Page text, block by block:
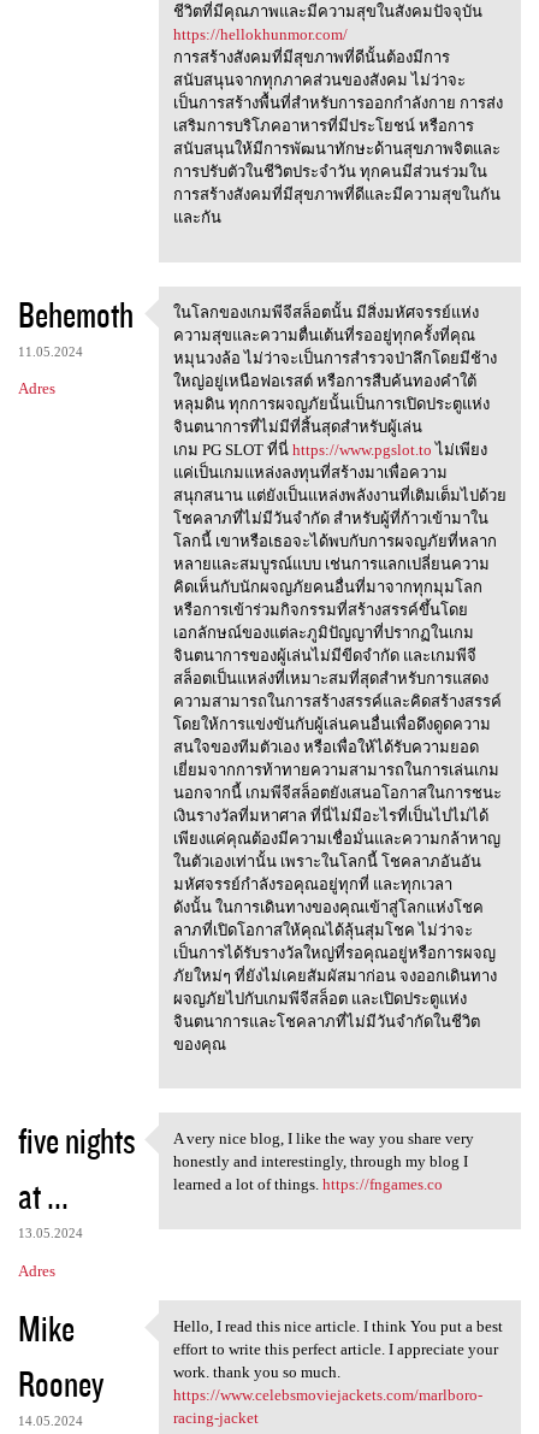
ชีวิตที่มีคุณภาพและมีความสุขในสังคมปัจจุบัน
https://hellokhunmor.com/
การสร้างสังคมที่มีสุขภาพที่ดีนั้นต้องมีการ
สนับสนุนจากทุกภาคส่วนของสังคม ไม่ว่าจะ
เป็นการสร้างพื้นที่สำหรับการออกกำลังกาย การส่ง
เสริมการบริโภคอาหารที่มีประโยชน์ หรือการ
สนับสนุนให้มีการพัฒนาทักษะด้านสุขภาพจิตและ
การปรับตัวในชีวิตประจำวัน ทุกคนมีส่วนร่วมใน
การสร้างสังคมที่มีสุขภาพที่ดีและมีความสุขในกัน
และกัน
Behemoth
11.05.2024
Adres
ในโลกของเกมพีจีสล็อตนั้น
ในโลกของเกมพีจีสล็อตนั้น มีสิ่งมหัศจรรย์แห่ง
ความสุขและความตื่นเต้นที่รออยู่ทุกครั้งที่คุณ
หมุนวงล้อ ไม่ว่าจะเป็นการสำรวจป่าลึกโดยมีช้าง
ใหญ่อยู่เหนือฟอเรสต์ หรือการสืบค้นทองคำใต้
หลุมดิน ทุกการผจญภัยนั้นเป็นการเปิดประตูแห่ง
จินตนาการที่ไม่มีที่สิ้นสุดสำหรับผู้เล่น
เกม PG SLOT ที่นี่ https://www.pgslot.to ไม่เพียง
แค่เป็นเกมแหล่งลงทุนที่สร้างมาเพื่อความ
สนุกสนาน แต่ยังเป็นแหล่งพลังงานที่เติมเต็มไปด้วย
โชคลาภที่ไม่มีวันจำกัด สำหรับผู้ที่ก้าวเข้ามาใน
โลกนี้ เขาหรือเธอจะได้พบกับการผจญภัยที่หลาก
หลายและสมบูรณ์แบบ เช่นการแลกเปลี่ยนความ
คิดเห็นกับนักผจญภัยคนอื่นที่มาจากทุกมุมโลก
หรือการเข้าร่วมกิจกรรมที่สร้างสรรค์ขึ้นโดย
เอกลักษณ์ของแต่ละภูมิปัญญาที่ปรากฏในเกม
จินตนาการของผู้เล่นไม่มีขีดจำกัด และเกมพีจี
สล็อตเป็นแหล่งที่เหมาะสมที่สุดสำหรับการแสดง
ความสามารถในการสร้างสรรค์และคิดสร้างสรรค์
โดยให้การแข่งขันกับผู้เล่นคนอื่นเพื่อดึงดูดความ
สนใจของทีมตัวเอง หรือเพื่อให้ได้รับความยอด
เยี่ยมจากการท้าทายความสามารถในการเล่นเกม
นอกจากนี้ เกมพีจีสล็อตยังเสนอโอกาสในการชนะ
เงินรางวัลที่มหาศาล ที่นี่ไม่มีอะไรที่เป็นไปไม่ได้
เพียงแค่คุณต้องมีความเชื่อมั่นและความกล้าหาญ
ในตัวเองเท่านั้น เพราะในโลกนี้ โชคลาภอันอัน
มหัศจรรย์กำลังรอคุณอยู่ทุกที่ และทุกเวลา
ดังนั้น ในการเดินทางของคุณเข้าสู่โลกแห่งโชค
ลาภที่เปิดโอกาสให้คุณได้ลุ้นสุ่มโชค ไม่ว่าจะ
เป็นการได้รับรางวัลใหญ่ที่รอคุณอยู่หรือการผจญ
ภัยใหม่ๆ ที่ยังไม่เคยสัมผัสมาก่อน จงออกเดินทาง
ผจญภัยไปกับเกมพีจีสล็อต และเปิดประตูแห่ง
จินตนาการและโชคลาภที่ไม่มีวันจำกัดในชีวิต
ของคุณ
five nights
at ...
13.05.2024
Adres
A very nice blog, I like the
A very nice blog, I like the way you share very
honestly and interestingly, through my blog I
learned a lot of things. https://fngames.co
Mike
Rooney
14.05.2024
Hello, I read this nice
Hello, I read this nice article. I think You put a best
effort to write this perfect article. I appreciate your
work. thank you so much.
https://www.celebsmoviejackets.com/marlboro-
racing-jacket